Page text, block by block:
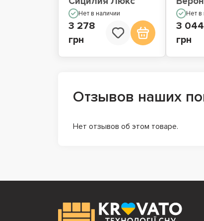
Нет в наличии
3 278
грн
Нет в
3 044
грн
Отзывов наших
Нет отзывов об этом товаре.